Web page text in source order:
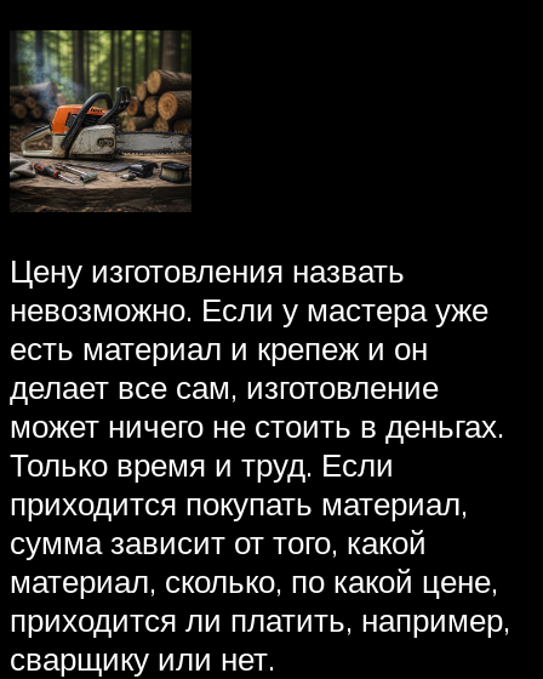
Цену изготовления назвать
невозможно. Если у мастера уже
есть материал и крепеж и он
делает все сам, изготовление
может ничего не стоить в деньгах.
Только время и труд. Если
приходится покупать материал,
сумма зависит от того, какой
материал, сколько, по какой цене,
приходится ли платить, например,
сварщику или нет.